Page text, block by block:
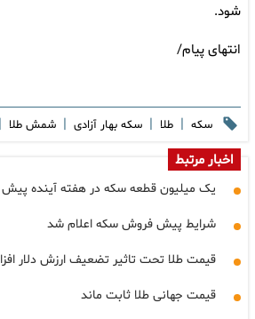
شود.
انتهای پیام/
سکه | طلا | سکه بهار آزادی | شمش طلا |
اخبار مرتبط
یک میلیون قطعه سکه در هفته آینده
شرایط پیش فروش سکه اعلام شد
قیمت طلا تحت تاثیر تضعیف ارزش دلار
قیمت جهانی طلا ثابت ماند